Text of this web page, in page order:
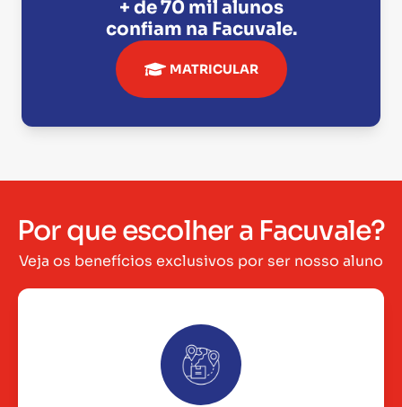
+ de 70 mil alunos
confiam na Facuvale.
MATRICULAR
Por que escolher a Facuvale?
Veja os benefícios exclusivos por ser nosso aluno